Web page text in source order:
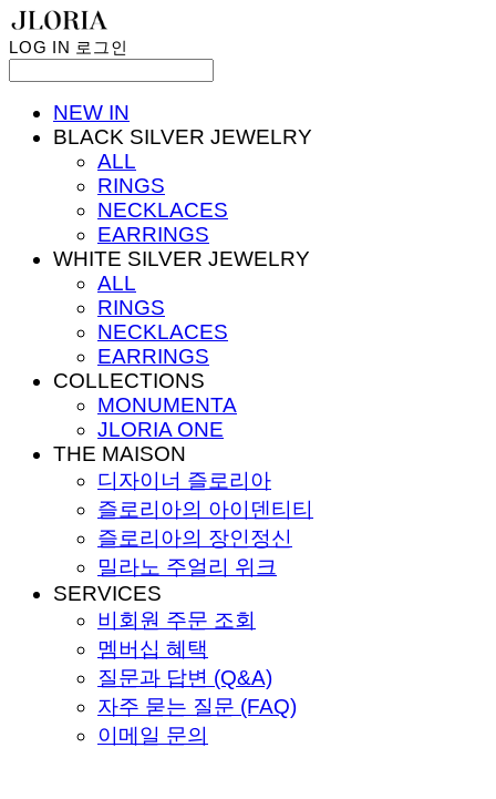
LOG IN 로그인
NEW IN
BLACK SILVER JEWELRY
ALL
RINGS
NECKLACES
EARRINGS
WHITE SILVER JEWELRY
ALL
RINGS
NECKLACES
EARRINGS
COLLECTIONS
MONUMENTA
JLORIA ONE
THE MAISON
디자이너 즐로리아
즐로리아의 아이덴티티
즐로리아의 장인정신
밀라노 주얼리 위크
SERVICES
비회원 주문 조회
멤버십 혜택
질문과 답변 (Q&A)
자주 묻는 질문 (FAQ)
이메일 문의